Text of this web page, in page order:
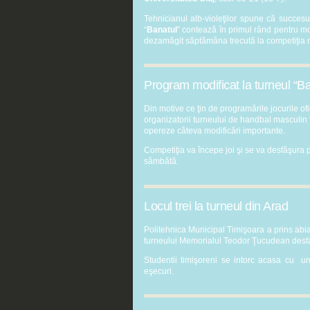
Tehnicianul alb-violeţilor spune că
“Banatul” contează în primul rând pentru
dezamăgit săptămâna trecută la competiţia
Program modificat la turneul
Din motive ce ţin de programările jocurile
organizatorii turneului de handbal masculin
opereze câteva modificări importante.
Competiţia va începe joi şi se va desfăşura
sâmbătă.
Locul trei la turneul din Arad
Politehnica Municipal Timişoara a prins
turneului Memorialul Teodor Ţucudean
Studentii timişoreni se intorc acasa cu
eşecuri.